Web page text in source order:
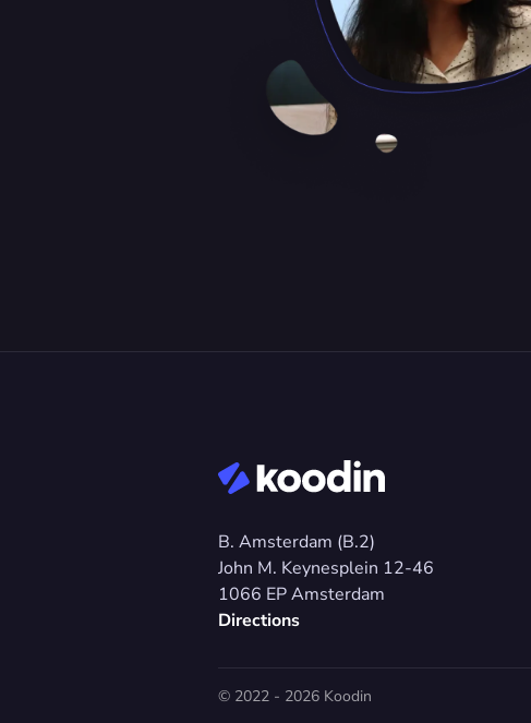
B. Amsterdam (B.2)
John M. Keynesplein 12-46
1066 EP Amsterdam
Directions
© 2022 - 2026 Koodin